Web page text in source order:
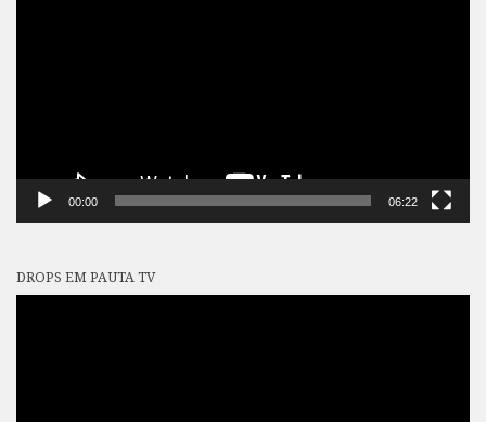
00:00 06:22
DROPS EM PAUTA TV